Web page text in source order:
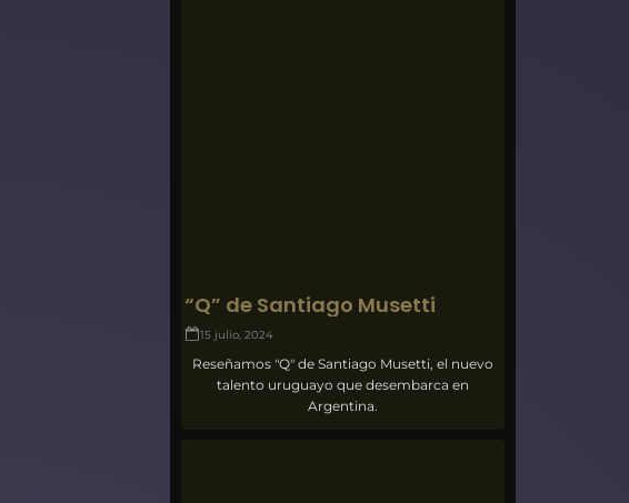
“Q” de Santiago Musetti
15 julio, 2024
Reseñamos "Q" de Santiago Musetti, el nuevo
talento uruguayo que desembarca en
Argentina.